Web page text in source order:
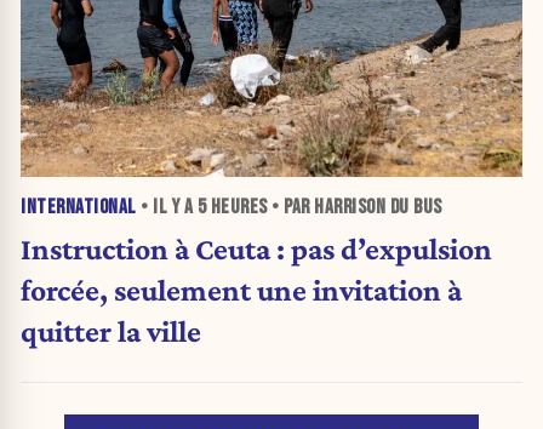
INTERNATIONAL • IL Y A 5 HEURES• PAR HARRISON DU BUS
Instruction à Ceuta : pas d’expulsion
forcée, seulement une invitation à
quitter la ville